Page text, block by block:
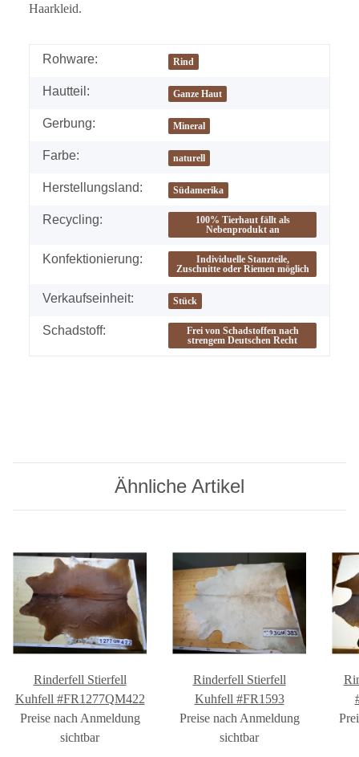
Haarkleid.
Rohware: Rind
Hautteil: Ganze Haut
Gerbung: Mineral
Farbe: naturell
Herstellungsland: Südamerika
Recycling:
100% Tierhaut fällt als
Nebenprodukt an
Konfektionierung:
Individuelle Stanzteile,
Zuschnitte oder Riemen möglich
Verkaufseinheit: Stück
Schadstoff:
Frei von Schadstoffen nach
strengem Deutschen Recht
Ähnliche Artikel
Rinderfell Stierfell
Kuhfell #FR1277QM422
Preise nach Anmeldung
sichtbar
Rinderfell Stierfell
Kuhfell #FR1593
Preise nach Anmeldung
sichtbar